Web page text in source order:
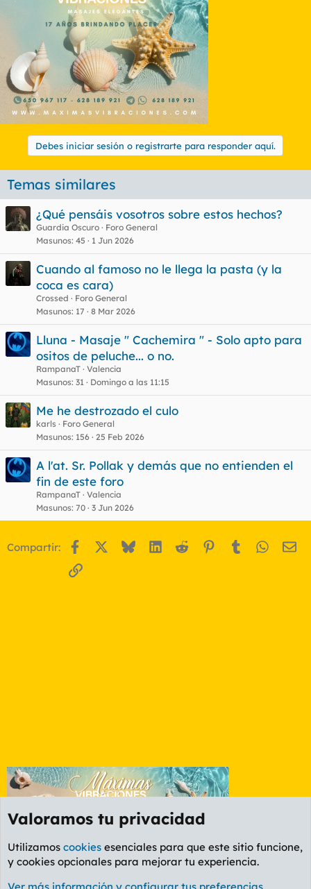
Debes iniciar sesión o registrarte para responder aquí.
Temas similares
¿Qué pensáis vosotros sobre estos hechos?
Guardia Oscuro
Foro General
Masunos 45 1 Jun 2026
Cuando al famoso no le llega la pasta (y la
coca es cara)
Crossed
Foro General
Masunos 17 8 Mar 2026
Lluna - Masaje " Cachemira " - Solo apto para
ositos de peluche... o no.
RampanaT Valencia
Masunos 31 Domingo a las 11:15
Me he destrozado el culo
karls
Foro General
Masunos 156 25 Feb 2026
A l'at. Sr. Pollak y demás que no entienden el
fin de este foro
RampanaT Valencia
Masunos 70 3 Jun 2026
Compartir: Facebook BlueskyLinkedIn
Reddit Pinterest
Tumblr
Enlace
Foro General
Valoramos tu privacidad
Utilizamos cookies esenciales para que este sitio funcione,
y cookies opcionales para mejorar tu experiencia.